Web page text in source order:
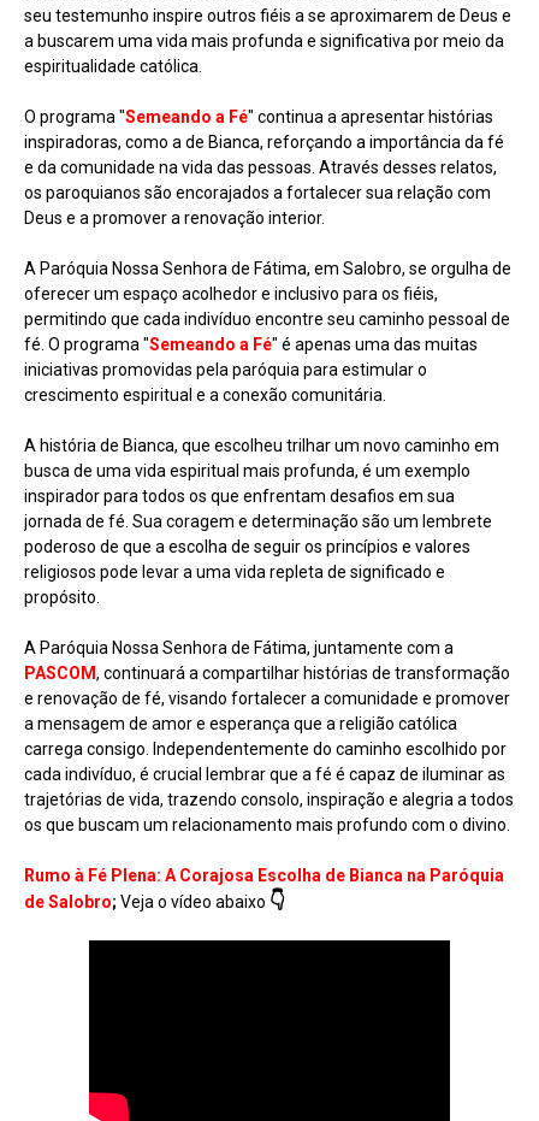
seu testemunho inspire outros fiéis a se aproximarem de Deus e
a buscarem uma vida mais profunda e significativa por meio da
espiritualidade católica.
O programa "Semeando a Fé" continua a apresentar histórias
inspiradoras, como a de Bianca, reforçando a importância da fé
e da comunidade na vida das pessoas. Através desses relatos,
os paroquianos são encorajados a fortalecer sua relação com
Deus e a promover a renovação interior.
A Paróquia Nossa Senhora de Fátima, em Salobro, se orgulha de
oferecer um espaço acolhedor e inclusivo para os fiéis,
permitindo que cada indivíduo encontre seu caminho pessoal de
fé. O programa "Semeando a Fé" é apenas uma das muitas
iniciativas promovidas pela paróquia para estimular o
crescimento espiritual e a conexão comunitária.
A história de Bianca, que escolheu trilhar um novo caminho em
busca de uma vida espiritual mais profunda, é um exemplo
inspirador para todos os que enfrentam desafios em sua
jornada de fé. Sua coragem e determinação são um lembrete
poderoso de que a escolha de seguir os princípios e valores
religiosos pode levar a uma vida repleta de significado e
propósito.
A Paróquia Nossa Senhora de Fátima, juntamente com a
PASCOM, continuará a compartilhar histórias de transformação
e renovação de fé, visando fortalecer a comunidade e promover
a mensagem de amor e esperança que a religião católica
carrega consigo. Independentemente do caminho escolhido por
cada indivíduo, é crucial lembrar que a fé é capaz de iluminar as
trajetórias de vida, trazendo consolo, inspiração e alegria a todos
os que buscam um relacionamento mais profundo com o divino.
Rumo à Fé Plena: A Corajosa Escolha de Bianca na Paróquia
de Salobro; Veja o vídeo abaixo 👇